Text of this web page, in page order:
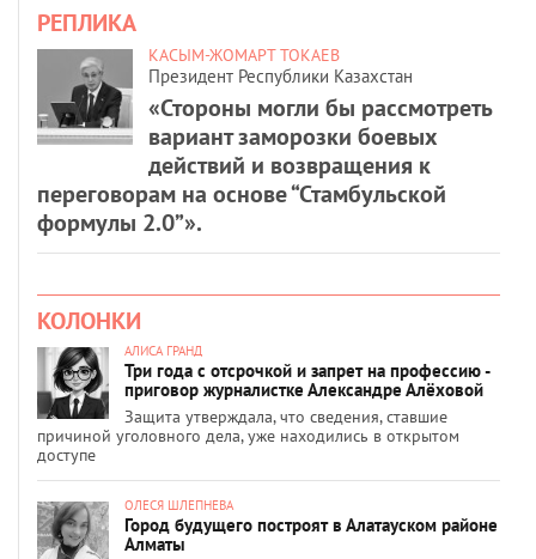
РЕПЛИКА
КАСЫМ-ЖОМАРТ ТОКАЕВ
Президент Республики Казахстан
«Стороны могли бы рассмотреть
вариант заморозки боевых
действий и возвращения к
переговорам на основе “Стамбульской
формулы 2.0”».
КОЛОНКИ
АЛИСА ГРАНД
Три года с отсрочкой и запрет на профессию -
приговор журналистке Александре Алёховой
Защита утверждала, что сведения, ставшие
причиной уголовного дела, уже находились в открытом
доступе
ОЛЕСЯ ШЛЕПНЕВА
Город будущего построят в Алатауском районе
Алматы